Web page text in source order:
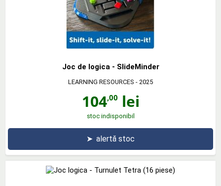
Joc de logica - SlideMinder
LEARNING RESOURCES - 2025
104,00 lei
stoc indisponibil
➤ alertă stoc